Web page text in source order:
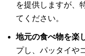
を提供しますが、
てください。
地元の食べ物を楽
プし、パッタイや